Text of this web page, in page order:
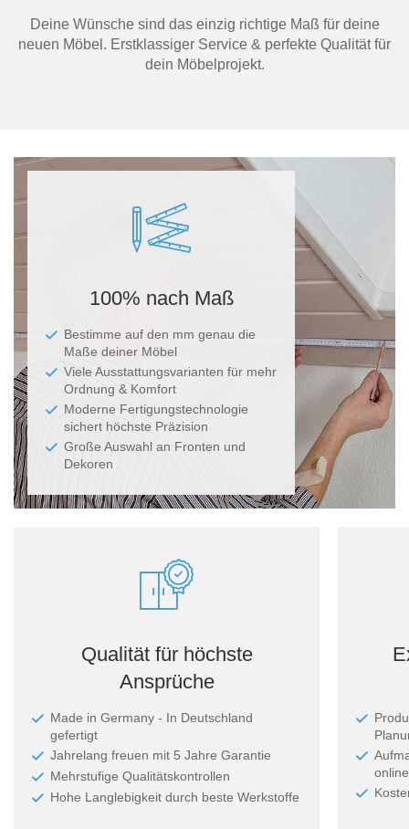
Deine Wünsche sind das einzig richtige Maß für deine
neuen Möbel. Erstklassiger Service & perfekte Qualität für
dein Möbelprojekt.
100% nach Maß
Bestimme auf den mm genau die
Maße deiner Möbel
Viele Ausstattungsvarianten für mehr
Ordnung & Komfort
Moderne Fertigungstechnologie
sichert höchste Präzision
Große Auswahl an Fronten und
Dekoren
Qualität für höchste
Ansprüche
Made in Germany - In Deutschland
gefertigt
Jahrelang freuen mit 5 Jahre Garantie
Mehrstufige Qualitätskontrollen
Hohe Langlebigkeit durch beste Werkstoffe